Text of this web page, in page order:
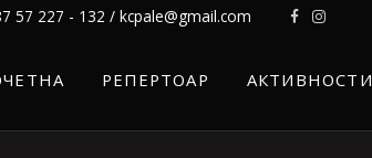
57 227 - 132 / kcpale@gmail.com
РЕПЕРТОАР АКТИВНОСТИ